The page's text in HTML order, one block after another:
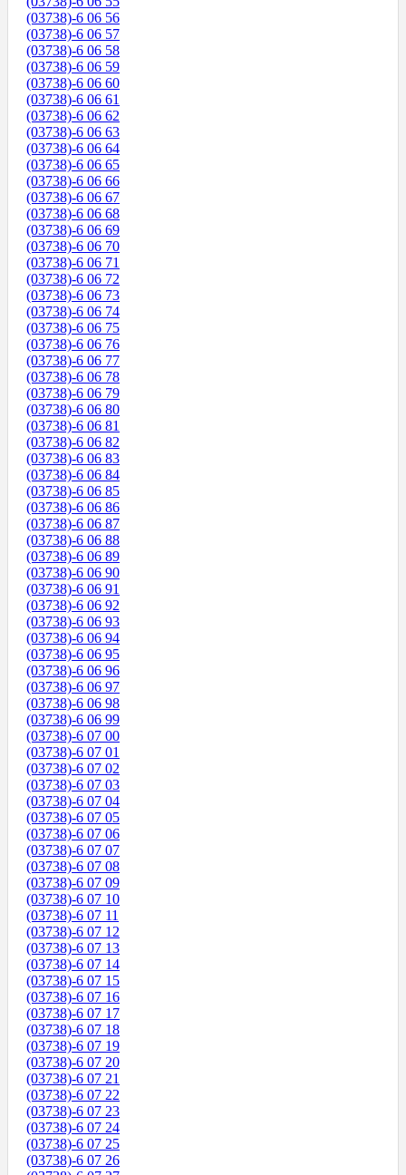
(03738)-6 06 56
(03738)-6 06 57
(03738)-6 06 58
(03738)-6 06 59
(03738)-6 06 60
(03738)-6 06 61
(03738)-6 06 62
(03738)-6 06 63
(03738)-6 06 64
(03738)-6 06 65
(03738)-6 06 66
(03738)-6 06 67
(03738)-6 06 68
(03738)-6 06 69
(03738)-6 06 70
(03738)-6 06 71
(03738)-6 06 72
(03738)-6 06 73
(03738)-6 06 74
(03738)-6 06 75
(03738)-6 06 76
(03738)-6 06 77
(03738)-6 06 78
(03738)-6 06 79
(03738)-6 06 80
(03738)-6 06 81
(03738)-6 06 82
(03738)-6 06 83
(03738)-6 06 84
(03738)-6 06 85
(03738)-6 06 86
(03738)-6 06 87
(03738)-6 06 88
(03738)-6 06 89
(03738)-6 06 90
(03738)-6 06 91
(03738)-6 06 92
(03738)-6 06 93
(03738)-6 06 94
(03738)-6 06 95
(03738)-6 06 96
(03738)-6 06 97
(03738)-6 06 98
(03738)-6 06 99
(03738)-6 07 00
(03738)-6 07 01
(03738)-6 07 02
(03738)-6 07 03
(03738)-6 07 04
(03738)-6 07 05
(03738)-6 07 06
(03738)-6 07 07
(03738)-6 07 08
(03738)-6 07 09
(03738)-6 07 10
(03738)-6 07 11
(03738)-6 07 12
(03738)-6 07 13
(03738)-6 07 14
(03738)-6 07 15
(03738)-6 07 16
(03738)-6 07 17
(03738)-6 07 18
(03738)-6 07 19
(03738)-6 07 20
(03738)-6 07 21
(03738)-6 07 22
(03738)-6 07 23
(03738)-6 07 24
(03738)-6 07 25
(03738)-6 07 26